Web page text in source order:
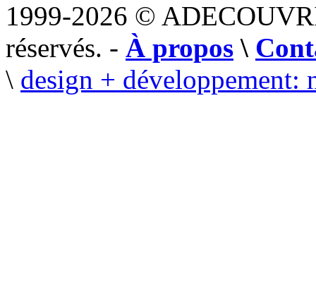
1999-2026 ©
réservés. - À propos \
\ design + développement: